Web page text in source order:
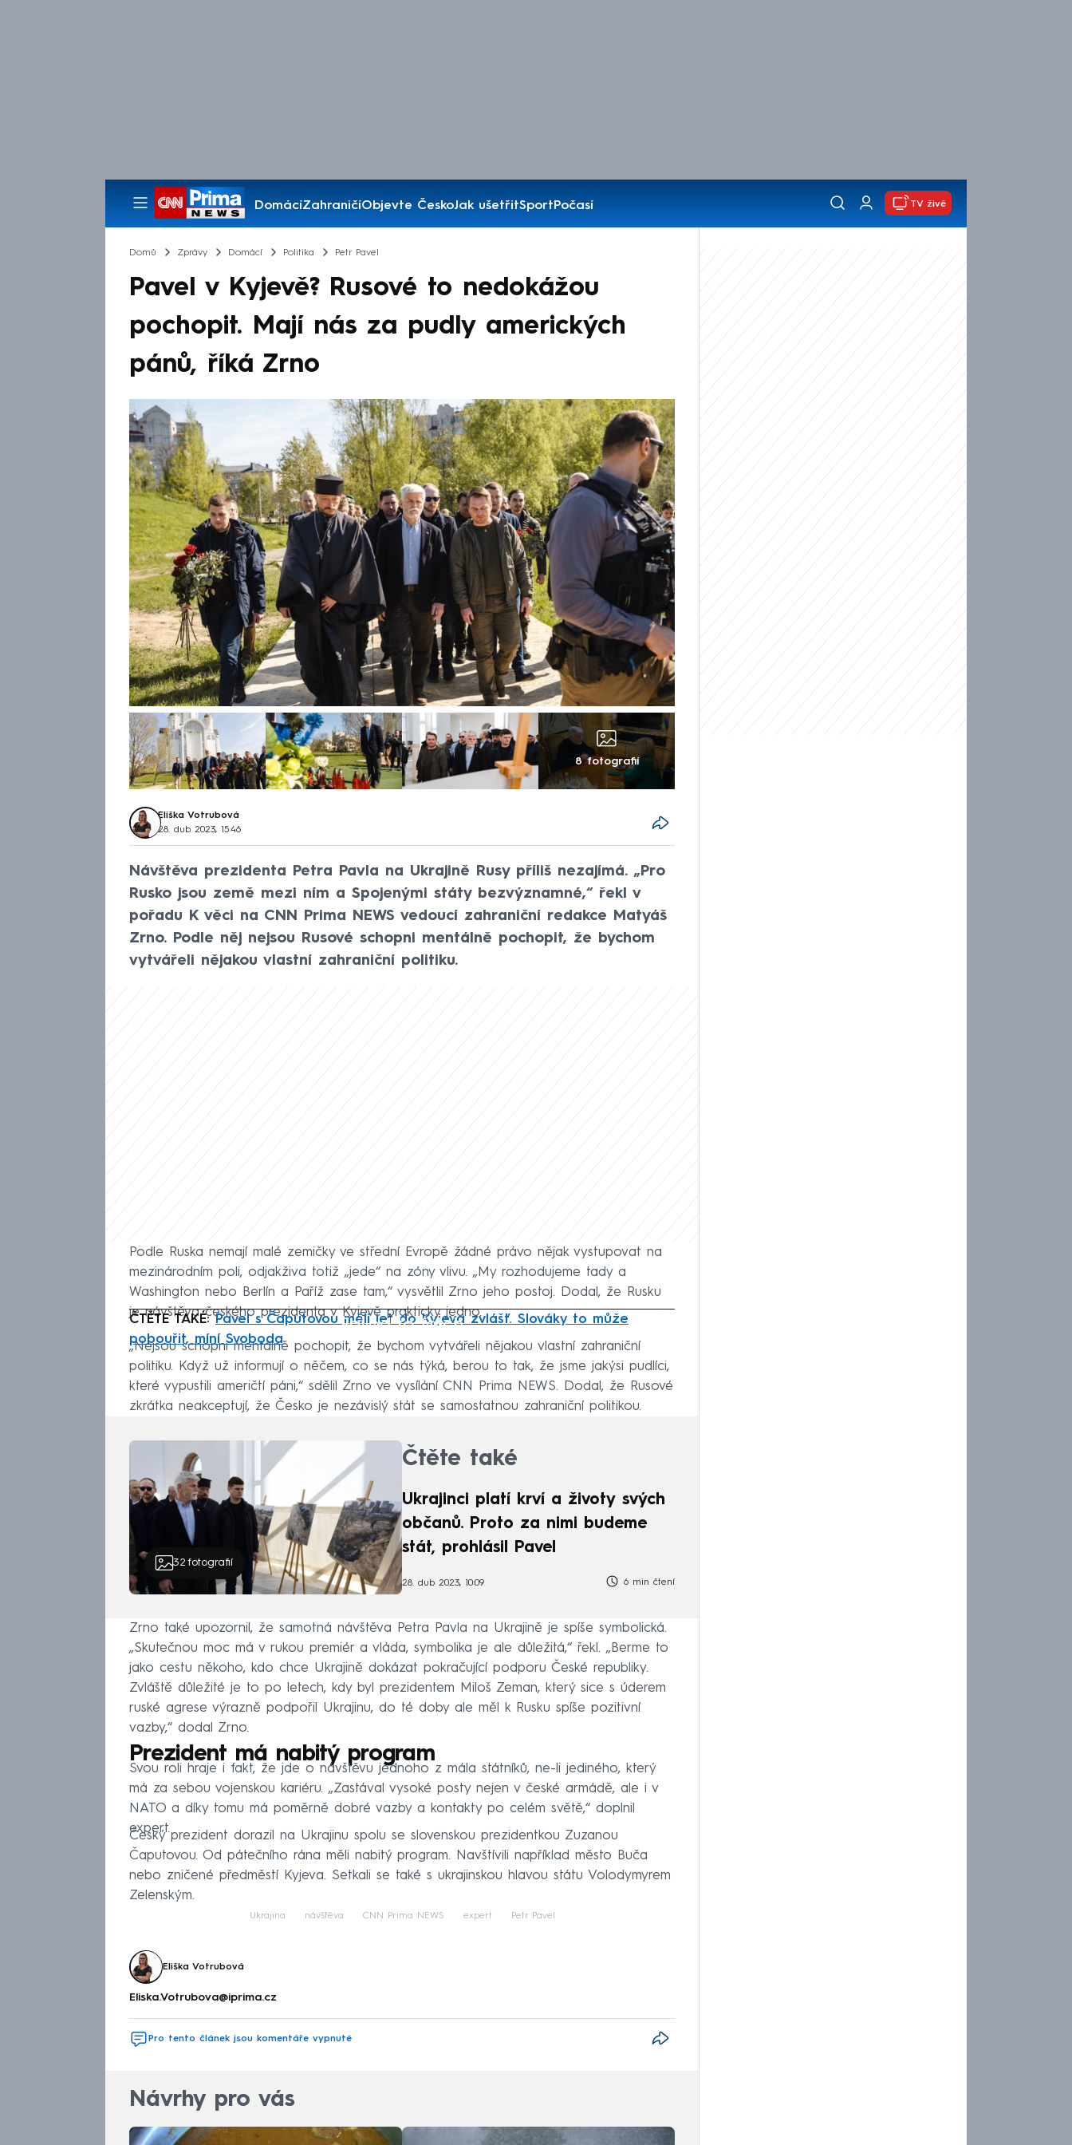
DomácíZahraničíObjevte ČeskoJak ušetřitSportPočasí
Pořady
TV živě
Domů Zprávy Domácí Politika Petr Pavel
Pavel v Kyjevě? Rusové to nedokážou
pochopit. Mají nás za pudly amerických
pánů, říká Zrno
8 fotografií
Eliška Votrubová
28. dub 2023, 15:46
Návštěva prezidenta Petra Pavla na Ukrajině Rusy příliš nezajímá. „Pro
Rusko jsou země mezi ním a Spojenými státy bezvýznamné,“ řekl v
pořadu K věci na CNN Prima NEWS vedoucí zahraniční redakce Matyáš
Zrno. Podle něj nejsou Rusové schopni mentálně pochopit, že bychom
vytvářeli nějakou vlastní zahraniční politiku.
Podle Ruska nemají malé zemičky ve střední Evropě žádné právo nějak vystupovat na
mezinárodním poli, odjakživa totiž „jede“ na zóny vlivu. „My rozhodujeme tady a
Washington nebo Berlín a Paříž zase tam,“ vysvětlil Zrno jeho postoj. Dodal, že Rusku
je návštěva českého prezidenta v Kyjevě prakticky jedno.
Failed to fetch
ČTĚTE TAKÉ:Pavel s Čaputovou měli jet do Kyjeva zvlášť. Slováky to může
pobouřit, míní Svoboda
„Nejsou schopni mentálně pochopit, že bychom vytvářeli nějakou vlastní zahraniční
politiku. Když už informují o něčem, co se nás týká, berou to tak, že jsme jakýsi pudlíci,
které vypustili američtí páni,“ sdělil Zrno ve vysílání CNN Prima NEWS. Dodal, že Rusové
zkrátka neakceptují, že Česko je nezávislý stát se samostatnou zahraniční politikou.
32fotografií
Čtěte také
Ukrajinci platí krví a životy svých
občanů. Proto za nimi budeme
stát, prohlásil Pavel
28. dub 2023, 10:09 6 min čtení
Zrno také upozornil, že samotná návštěva Petra Pavla na Ukrajině je spíše symbolická.
„Skutečnou moc má v rukou premiér a vláda, symbolika je ale důležitá,“ řekl. „Berme to
jako cestu někoho, kdo chce Ukrajině dokázat pokračující podporu České republiky.
Zvláště důležité je to po letech, kdy byl prezidentem Miloš Zeman, který sice s úderem
ruské agrese výrazně podpořil Ukrajinu, do té doby ale měl k Rusku spíše pozitivní
vazby,“ dodal Zrno.
Prezident má nabitý program
Svou roli hraje i fakt, že jde o návštěvu jednoho z mála státníků, ne-li jediného, který
má za sebou vojenskou kariéru. „Zastával vysoké posty nejen v české armádě, ale i v
NATO a díky tomu má poměrně dobré vazby a kontakty po celém světě,“ doplnil
expert.
Český prezident dorazil na Ukrajinu spolu se slovenskou prezidentkou Zuzanou
Čaputovou. Od pátečního rána měli nabitý program. Navštívili například město Buča
nebo zničené předměstí Kyjeva. Setkali se také s ukrajinskou hlavou státu Volodymyrem
Zelenským.
Ukrajina návštěva CNN Prima NEWS expert Petr Pavel
Eliška Votrubová
Eliska.Votrubova@iprima.cz
Pro tento článek jsou komentáře vypnuté
Návrhy pro vás